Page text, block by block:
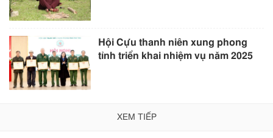
Hội Cựu thanh niên xung phong
tỉnh triển khai nhiệm vụ năm 2025
XEM TIẾP